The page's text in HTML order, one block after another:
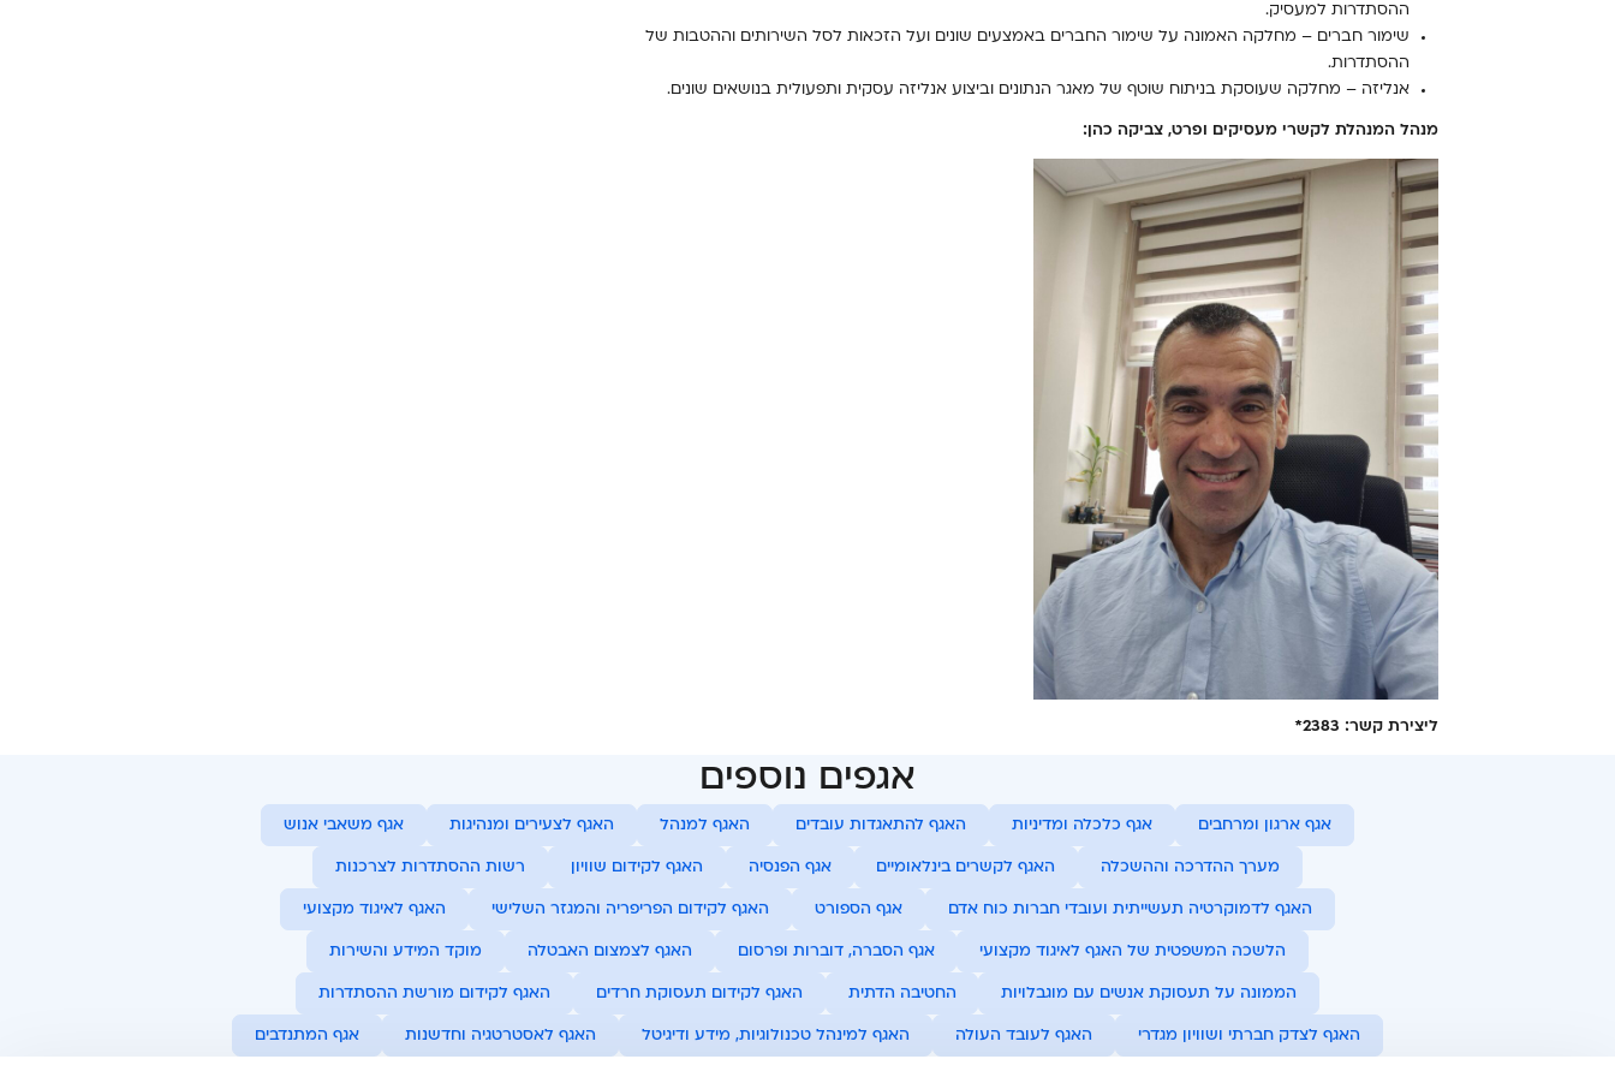
ההסתדרות למעסיק.
שימור חברים – מחלקה האמונה על שימור החברים באמצעים שונים ועל הזכאות לסל השירותים וההטבות של
ההסתדרות.
אנליזה – מחלקה שעוסקת בניתוח שוטף של מאגר הנתונים וביצוע אנליזה עסקית ותפעולית בנושאים שונים.
מנהל המנהלת לקשרי מעסיקים ופרט, צביקה כהן:
ליצירת קשר: 2383*
אגפים נוספים
אגף ארגון ומרחבים אגף כלכלה ומדיניות האגף להתאגדות עובדים האגף למנהל האגף לצעירים ומנהיגות אגף משאבי אנוש
מערך ההדרכה וההשכלה האגף לקשרים בינלאומיים אגף הפנסיה האגף לקידום שוויון רשות ההסתדרות לצרכנות
האגף לדמוקרטיה תעשייתית ועובדי חברות כוח אדם אגף הספורט האגף לקידום הפריפריה והמגזר השלישי האגף לאיגוד מקצועי
הלשכה המשפטית של האגף לאיגוד מקצועי אגף הסברה, דוברות ופרסום האגף לצמצום האבטלה מוקד המידע והשירות
הממונה על תעסוקת אנשים עם מוגבלויות החטיבה הדתית האגף לקידום תעסוקת חרדים האגף לקידום מורשת ההסתדרות
האגף לצדק חברתי ושוויון מגדרי האגף לעובד העולה האגף למינהל טכנולוגיות, מידע ודיגיטל האגף לאסטרטגיה וחדשנות אגף המתנדבים